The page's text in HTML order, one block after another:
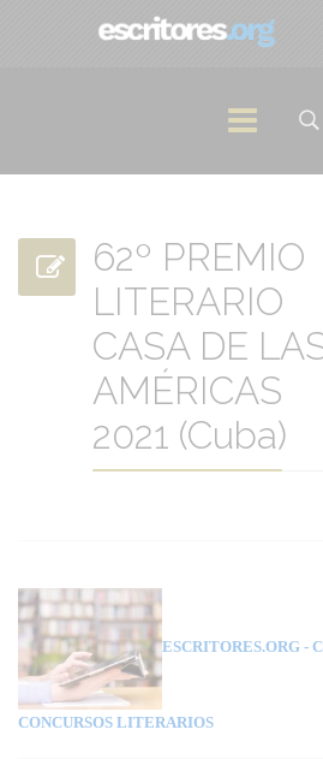
62º PREMIO
LITERARIO
CASA DE
AMÉRICAS
2021 (Cuba)
ESCRITORES.ORG -
CONCURSOS LITERARIOS